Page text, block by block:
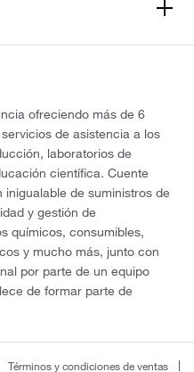
ofreciendo más de 6
de asistencia a los
laboratorios de
científica. Cuente
de suministros de
y gestión de
químicos, consumibles,
y mucho más, junto con
por parte de un equipo
de formar parte de
Términos y condiciones de ventas